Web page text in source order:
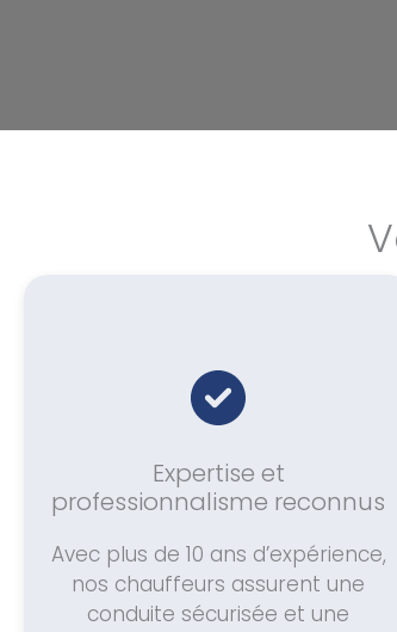
Expertise et
professionnalisme reconnus
Avec plus de 10 ans d’expérience,
nos chauffeurs assurent une
conduite sécurisée et une